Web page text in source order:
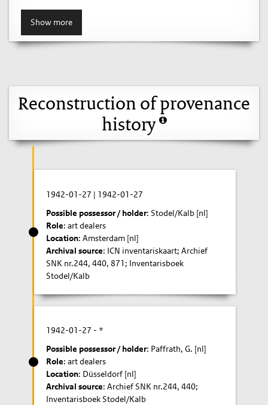
Show more
Reconstruction of provenance
history
1942-01-27 | 1942-01-27
Possible possessor / holder: Stodel/Kalb [nl]
Role: art dealers
Location: Amsterdam [nl]
Archival source: ICN inventariskaart; Archief
SNK nr.244, 440, 871; Inventarisboek
Stodel/Kalb
1942-01-27 - *
Possible possessor / holder: Paffrath, G. [nl]
Role: art dealers
Location: Düsseldorf [nl]
Archival source: Archief SNK nr.244, 440;
Inventarisboek Stodel/Kalb